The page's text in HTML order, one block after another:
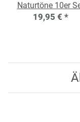
Naturtöne 10er
19,95 € *